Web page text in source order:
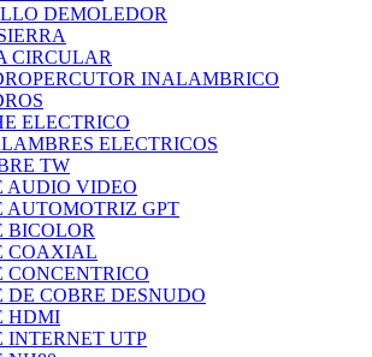
DEMOLEDOR
CIRCULAR
INALAMBRICO
ELECTRICO
ELECTRICOS
TW
AUDIO VIDEO
AUTOMOTRIZ GPT
BICOLOR
COAXIAL
CONCENTRICO
DE COBRE DESNUDO
HDMI
INTERNET UTP